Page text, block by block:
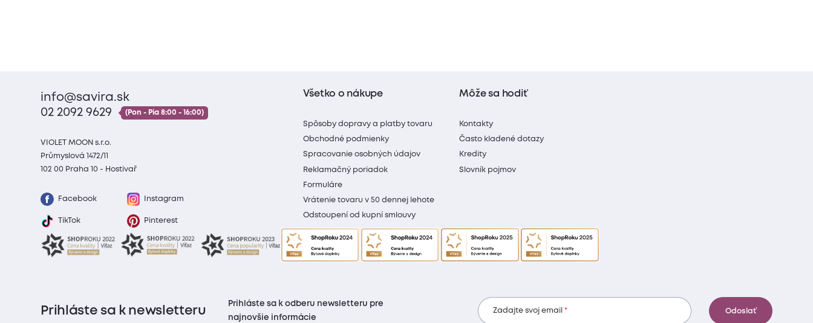
info@savira.sk
02 2092 9629
(Pon - Pia 8:00 - 16:00)
VIOLET MOON s.r.o.
Průmyslová 1472/11
102 00 Praha 10 - Hostivař
Facebook Instagram
TikTok Pinterest
Všetko o nákupe
Spôsoby dopravy a platby tovaru
Obchodné podmienky
Spracovanie osobných údajov
Reklamačný poriadok
Formuláre
Vrátenie tovaru v 50 dennej lehote
Odstoupení od kupní smlouvy
Môže sa hodiť
Kontakty
Často kladené dotazy
Kredity
Slovník pojmov
Prihláste sa k newsletteru
Prihláste sa k odberu newsletteru pre
najnovšie informácie
Zadajte svoj email Odoslať